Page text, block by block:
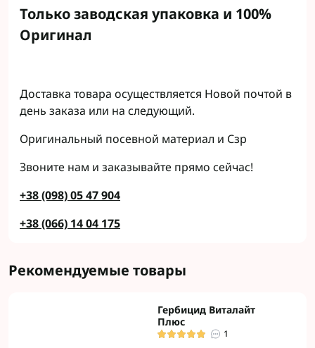
Только заводская упаковка и 100%
Оригинал
Доставка товара осуществляется Новой почтой в
день заказа или на следующий.
Оригинальный посевной материал и Сзр
Звоните нам и заказывайте прямо сейчас!
+38 (098) 05 47 904
+38 (066) 14 04 175
Рекомендуемые товары
Гербицид Виталайт
Плюс
1